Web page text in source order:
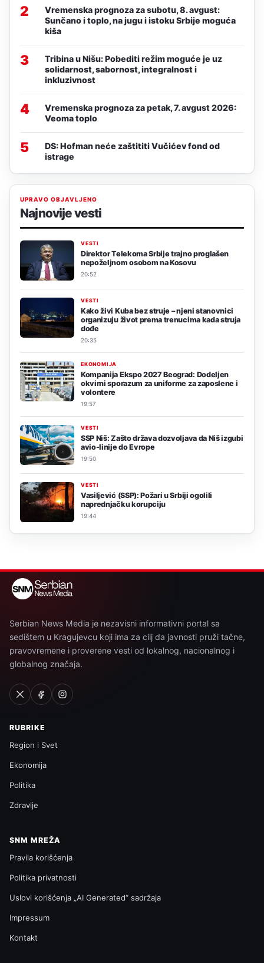
2
Vremenska prognoza za subotu, 8. avgust:
Sunčano i toplo, na jugu i istoku Srbije moguća
kiša
3
Tribina u Nišu: Pobediti režim moguće je uz
solidarnost, sabornost, integralnost i
inkluzivnost
4
Vremenska prognoza za petak, 7. avgust 2026:
Veoma toplo
5
DS: Hofman neće zaštititi Vučićev fond od
istrage
UPRAVO OBJAVLJENO
Najnovije vesti
VESTI
Direktor Telekoma Srbije trajno proglašen
nepoželjnom osobom na Kosovu
20:52
VESTI
Kako živi Kuba bez struje – njeni stanovnici
organizuju život prema trenucima kada struja
dođe
20:35
EKONOMIJA
Kompanija Ekspo 2027 Beograd: Dodeljen
okvirni sporazum za uniforme za zaposlene i
volontere
19:57
VESTI
SSP Niš: Zašto država dozvoljava da Niš izgubi
avio-linije do Evrope
19:50
VESTI
Vasiljević (SSP): Požari u Srbiji ogolili
naprednjačku korupciju
19:44
Serbian News Media je nezavisni informativni portal sa
sedištem u Kragujevcu koji ima za cilj da javnosti pruži tačne,
pravovremene i proverene vesti od lokalnog, nacionalnog i
globalnog značaja.
RUBRIKE
Region i Svet
Ekonomija
Politika
Zdravlje
SNM MREŽA
Pravila korišćenja
Politika privatnosti
Uslovi korišćenja „AI Generated“ sadržaja
Impressum
Kontakt